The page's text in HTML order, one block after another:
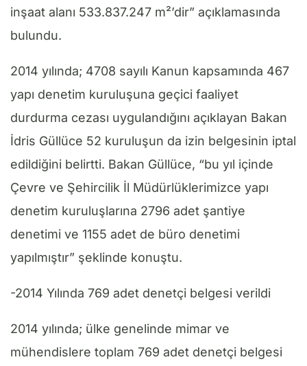
inşaat alanı 533.837.247 m²’dir” açıklamasında
bulundu.
2014 yılında; 4708 sayılı Kanun kapsamında 467
yapı denetim kuruluşuna geçici faaliyet
durdurma cezası uygulandığını açıklayan Bakan
İdris Güllüce 52 kuruluşun da izin belgesinin iptal
edildiğini belirtti. Bakan Güllüce, “bu yıl içinde
Çevre ve Şehircilik İl Müdürlüklerimizce yapı
denetim kuruluşlarına 2796 adet şantiye
denetimi ve 1155 adet de büro denetimi
yapılmıştır” şeklinde konuştu.
-2014 Yılında 769 adet denetçi belgesi verildi
2014 yılında; ülke genelinde mimar ve
mühendislere toplam 769 adet denetçi belgesi